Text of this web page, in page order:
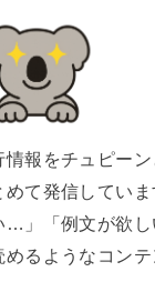
情報をチュピー
めて発信してい
…」「例文が欲し
めるようなコン